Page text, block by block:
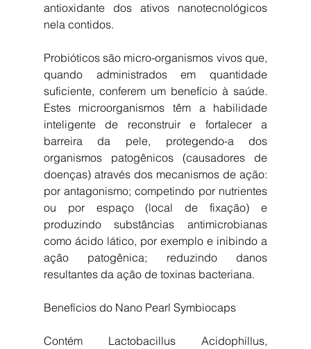
antioxidante dos ativos nanotecnológicos
nela contidos.
Probióticos são micro-organismos vivos que,
quando administrados em quantidade
suficiente, conferem um benefício à saúde.
Estes microorganismos têm a habilidade
inteligente de reconstruir e fortalecer a
barreira da pele, protegendo-a dos
organismos patogênicos (causadores de
doenças) através dos mecanismos de ação:
por antagonismo; competindo por nutrientes
ou por espaço (local de fixação) e
produzindo substâncias antimicrobianas
como ácido lático, por exemplo e inibindo a
ação patogênica; reduzindo danos
resultantes da ação de toxinas bacteriana.
Benefícios do Nano Pearl Symbiocaps
Contém Lactobacillus Acidophillus,